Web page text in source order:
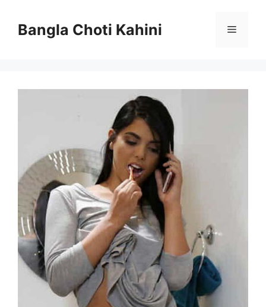
contentBangla Choti Kahini Menu